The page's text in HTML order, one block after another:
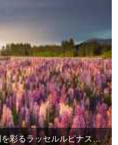
湖を彩るラッセルルピナスの花畑